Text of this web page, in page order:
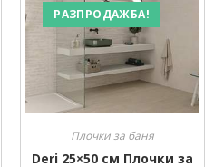
РАЗПРОДАЖБА!
Плочки за баня
Deri 25×50 см Плочки за